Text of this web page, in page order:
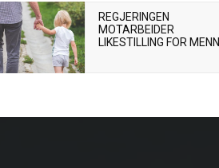
REGJERINGEN
MOTARBEIDER
LIKESTILLING FOR MENN